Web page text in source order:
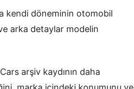
kendi döneminin otomobil
ve arka detaylar modelin
arşiv kaydının daha